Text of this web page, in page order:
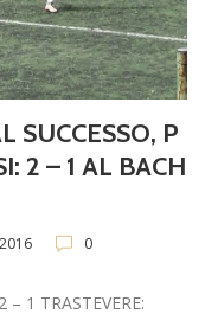
SUCCESSO, P
2 – 1 AL BACH
0
– 1 TRASTEVERE: